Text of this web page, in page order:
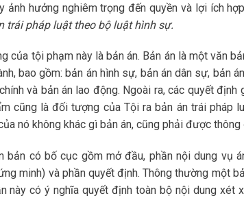
ảnh hưởng nghiêm trọng đến quyền và lợi ích
trái pháp luật theo bộ luật hình sự.
của tội phạm này là bản án. Bản án là một văn
bao gồm: bản án hình sự, bản án dân sự, bản
và bản án lao động. Ngoài ra, các quyết
cũng là đối tượng của Tội ra bản án trái pháp
nó không khác gì bản án, cũng phải được
bản có bố cục gồm mở đầu, phần nội dung vụ
minh) và phần quyết định. Thông thường một
này có ý nghĩa quyết định toàn bộ nội dung